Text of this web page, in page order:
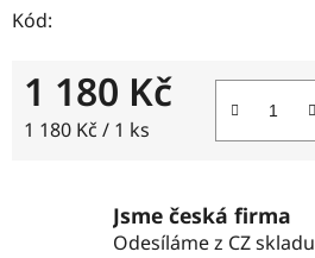
Kód:
1 180 Kč
Měrná cena:
1 180 Kč / 1 ks
Jsme česká firma
Odesíláme z CZ skladu